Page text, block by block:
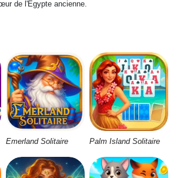
de l'Égypte ancienne.
Emerland Solitaire Palm Island Solitaire